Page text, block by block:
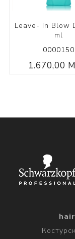
Leave- In Blow
ml
0000150
1.670,00